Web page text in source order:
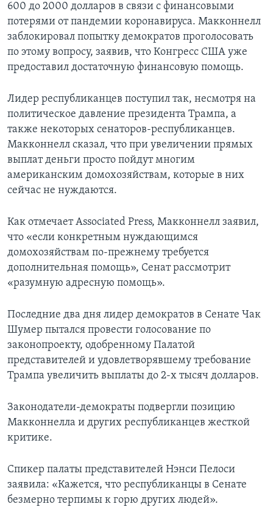
600 до 2000 долларов в связи с финансовыми
потерями от пандемии коронавируса. Макконнелл
заблокировал попытку демократов проголосовать
по этому вопросу, заявив, что Конгресс США уже
предоставил достаточную финансовую помощь.
Лидер республиканцев поступил так, несмотря на
политическое давление президента Трампа, а
также некоторых сенаторов-республиканцев.
Макконнелл сказал, что при увеличении прямых
выплат деньги просто пойдут многим
американским домохозяйствам, которые в них
сейчас не нуждаются.
Как отмечает Associated Press, Макконнелл заявил,
что «если конкретным нуждающимся
домохозяйствам по-прежнему требуется
дополнительная помощь», Сенат рассмотрит
«разумную адресную помощь».
Последние два дня лидер демократов в Сенате Чак
Шумер пытался провести голосование по
законопроекту, одобренному Палатой
представителей и удовлетворявшему требование
Трампа увеличить выплаты до 2-х тысяч долларов.
Законодатели-демократы подвергли позицию
Макконнелла и других республиканцев жесткой
критике.
Спикер палаты представителей Нэнси Пелоси
заявила: «Кажется, что республиканцы в Сенате
безмерно терпимы к горю других людей».